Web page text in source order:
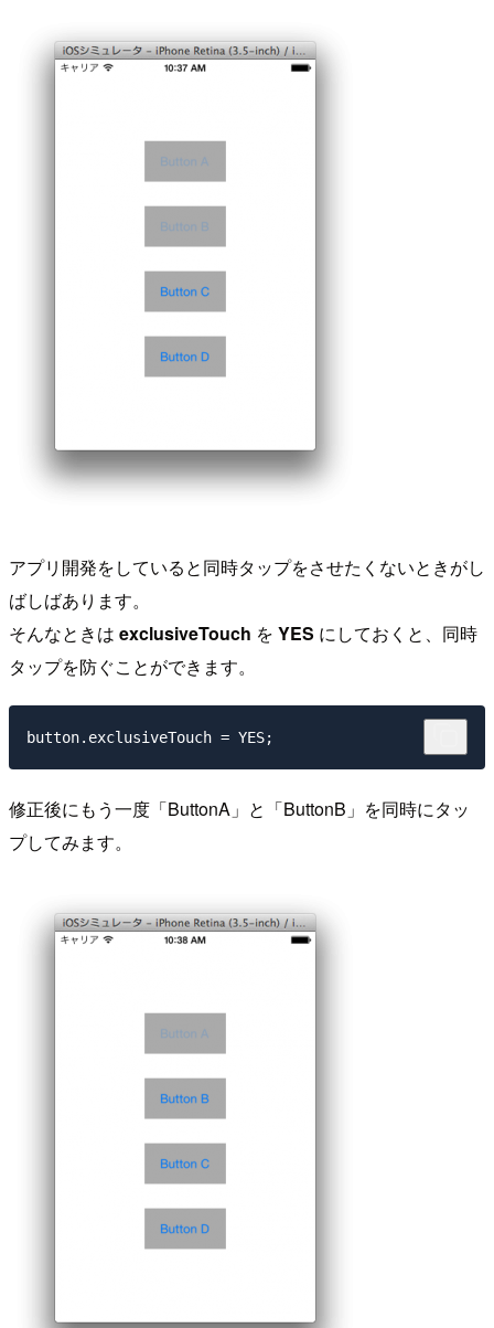
アプリ開発をしていると同時タップをさせたくないときがし
ばしばあります。
そんなときは exclusiveTouch を YES にしておくと、同時
タップを防ぐことができます。
修正後にもう一度「ButtonA」と「ButtonB」を同時にタッ
プしてみます。